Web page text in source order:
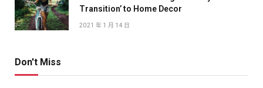
Transition’ to Home Decor
2021 年 1 月 14 日
Don't Miss